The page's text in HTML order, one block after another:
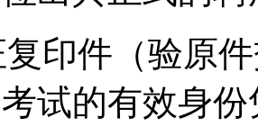
印件（验原
试的有效身份